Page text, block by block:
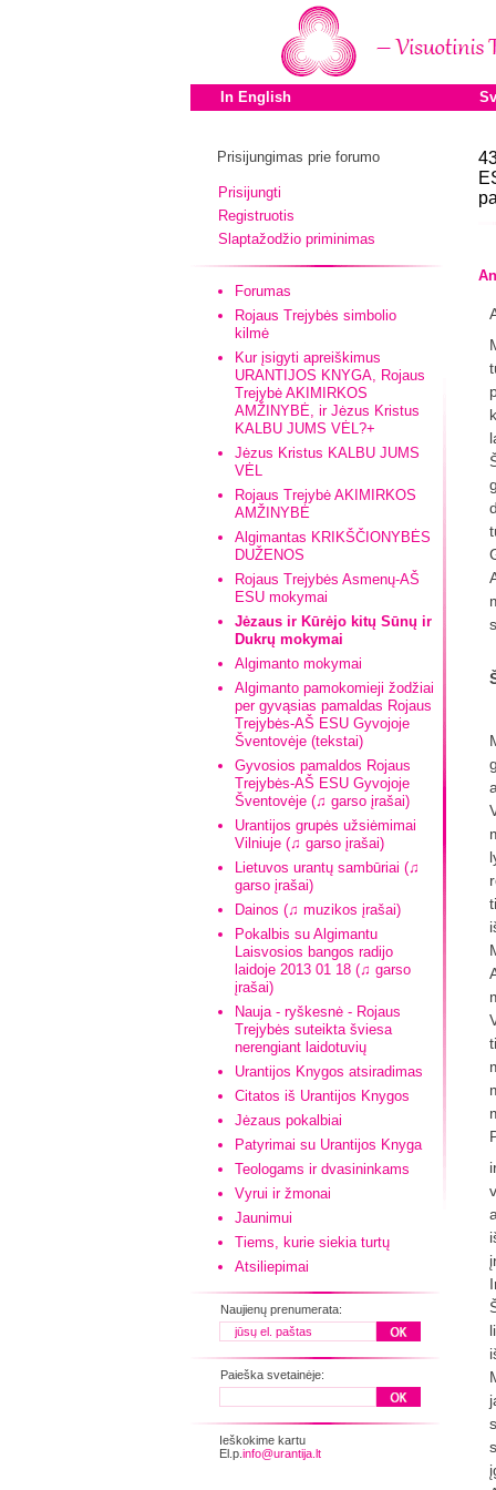
In English
Prisijungimas prie forumo
Prisijungti
Registruotis
Slaptažodžio priminimas
Forumas
Rojaus Trejybės simbolio
kilmė
Kur įsigyti apreiškimus
URANTIJOS KNYGA, Rojaus
Trejybė AKIMIRKOS
AMŽINYBĖ, ir Jėzus Kristus
KALBU JUMS VĖL?+
Jėzus Kristus KALBU JUMS
VĖL
Rojaus Trejybė AKIMIRKOS
AMŽINYBĖ
Algimantas KRIKŠČIONYBĖS
DUŽENOS
Rojaus Trejybės Asmenų-AŠ
ESU mokymai
Jėzaus ir Kūrėjo kitų Sūnų ir
Dukrų mokymai
Algimanto mokymai
Algimanto pamokomieji žodžiai
per gyvąsias pamaldas Rojaus
Trejybės-AŠ ESU Gyvojoje
Šventovėje (tekstai)
Gyvosios pamaldos Rojaus
Trejybės-AŠ ESU Gyvojoje
Šventovėje (♫ garso įrašai)
Urantijos grupės užsiėmimai
Vilniuje (♫ garso įrašai)
Lietuvos urantų sambūriai (♫
garso įrašai)
Dainos (♫ muzikos įrašai)
Pokalbis su Algimantu
Laisvosios bangos radijo
laidoje 2013 01 18 (♫ garso
įrašai)
Nauja - ryškesnė - Rojaus
Trejybės suteikta šviesa
nerengiant laidotuvių
Urantijos Knygos atsiradimas
Citatos iš Urantijos Knygos
Jėzaus pokalbiai
Patyrimai su Urantijos Knyga
Teologams ir dvasininkams
Vyrui ir žmonai
Jaunimui
Tiems, kurie siekia turtų
Atsiliepimai
Naujienų prenumerata:
Paieška svetainėje:
Ieškokime kartu
El.p. info@urantija.lt